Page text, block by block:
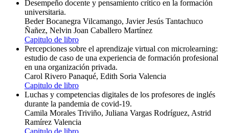
Desempeño docente y pensamiento crítico en la formación
universitaria.
Beder Bocanegra Vilcamango, Javier Jesús Tantachuco
Ñañez, Nelvin Joan Caballero Martínez
Capitulo de libro
Percepciones sobre el aprendizaje virtual con microlearning:
estudio de caso de una experiencia de formación profesional
en una organización privada.
Carol Rivero Panaqué, Edith Soria Valencia
Capitulo de libro
Luchas y competencias digitales de los profesores de inglés
durante la pandemia de covid-19.
Camila Morales Triviño, Juliana Vargas Rodríguez, Astrid
Ramírez Valencia